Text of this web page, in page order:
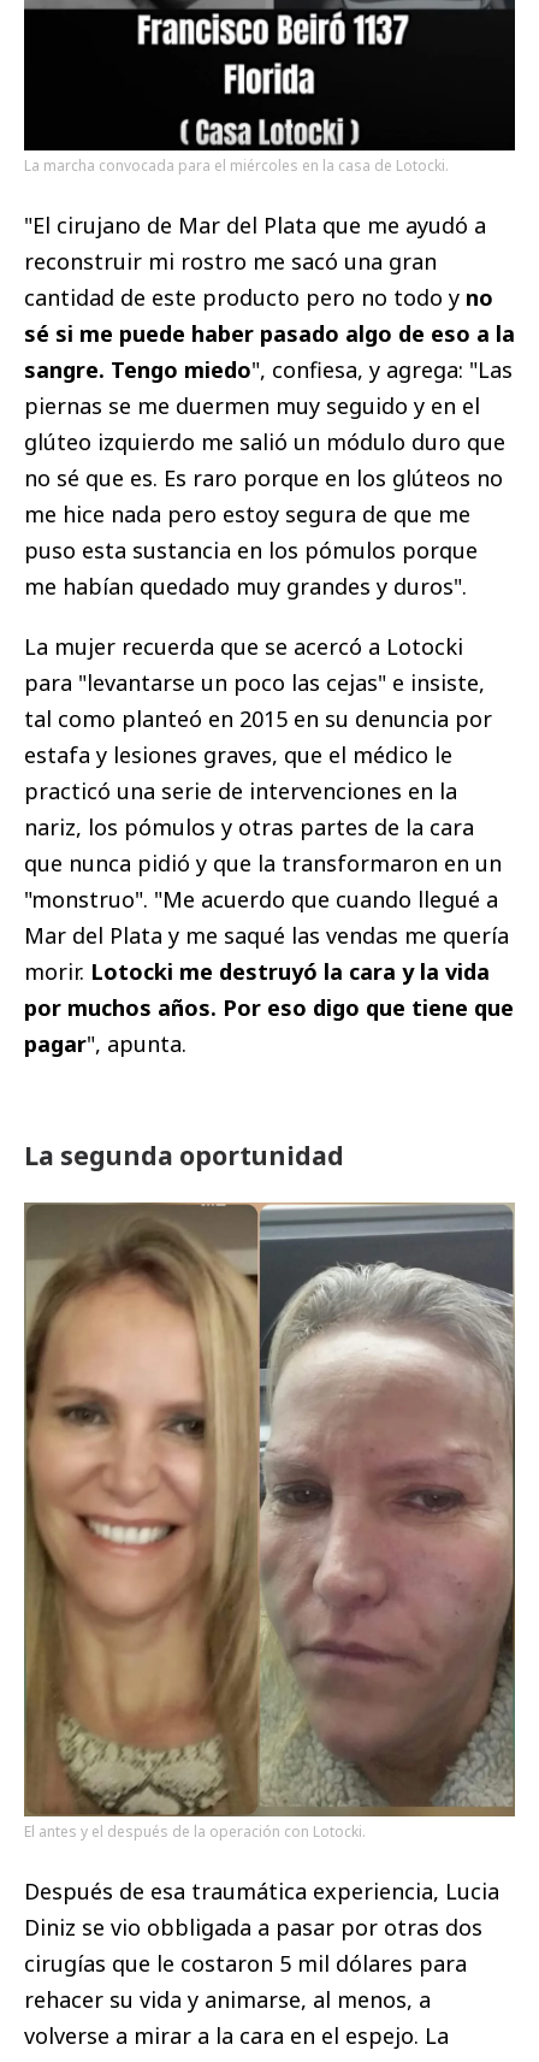
La marcha convocada para el miércoles en la casa de Lotocki.
"El cirujano de Mar del Plata que me ayudó a
reconstruir mi rostro me sacó una gran
cantidad de este producto pero no todo y no
sé si me puede haber pasado algo de eso a la
sangre. Tengo miedo", confiesa, y agrega: "Las
piernas se me duermen muy seguido y en el
glúteo izquierdo me salió un módulo duro que
no sé que es. Es raro porque en los glúteos no
me hice nada pero estoy segura de que me
puso esta sustancia en los pómulos porque
me habían quedado muy grandes y duros".
La mujer recuerda que se acercó a Lotocki
para "levantarse un poco las cejas" e insiste,
tal como planteó en 2015 en su denuncia por
estafa y lesiones graves, que el médico le
practicó una serie de intervenciones en la
nariz, los pómulos y otras partes de la cara
que nunca pidió y que la transformaron en un
"monstruo". "Me acuerdo que cuando llegué a
Mar del Plata y me saqué las vendas me quería
morir. Lotocki me destruyó la cara y la vida
por muchos años. Por eso digo que tiene que
pagar", apunta.
La segunda oportunidad
El antes y el después de la operación con Lotocki.
Después de esa traumática experiencia, Lucia
Diniz se vio obbligada a pasar por otras dos
cirugías que le costaron 5 mil dólares para
rehacer su vida y animarse, al menos, a
volverse a mirar a la cara en el espejo. La